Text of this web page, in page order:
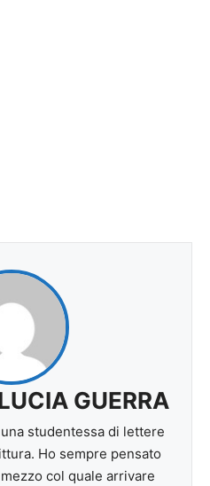
GUERRA
studentessa di lettere
Ho sempre pensato
col quale arrivare